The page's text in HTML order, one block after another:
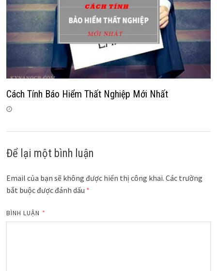
Cách Tính Báo Hiểm Thất Nghiệp Mới Nhất
Để lại một bình luận
Email của bạn sẽ không được hiển thị công khai. Các trường
bắt buộc được đánh dấu *
BÌNH LUẬN *